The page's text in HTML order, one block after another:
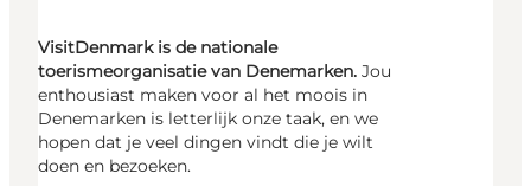
VisitDenmark is de nationale
toerismeorganisatie van Denemarken. Jou
enthousiast maken voor al het moois in
Denemarken is letterlijk onze taak, en we
hopen dat je veel dingen vindt die je wilt
doen en bezoeken.